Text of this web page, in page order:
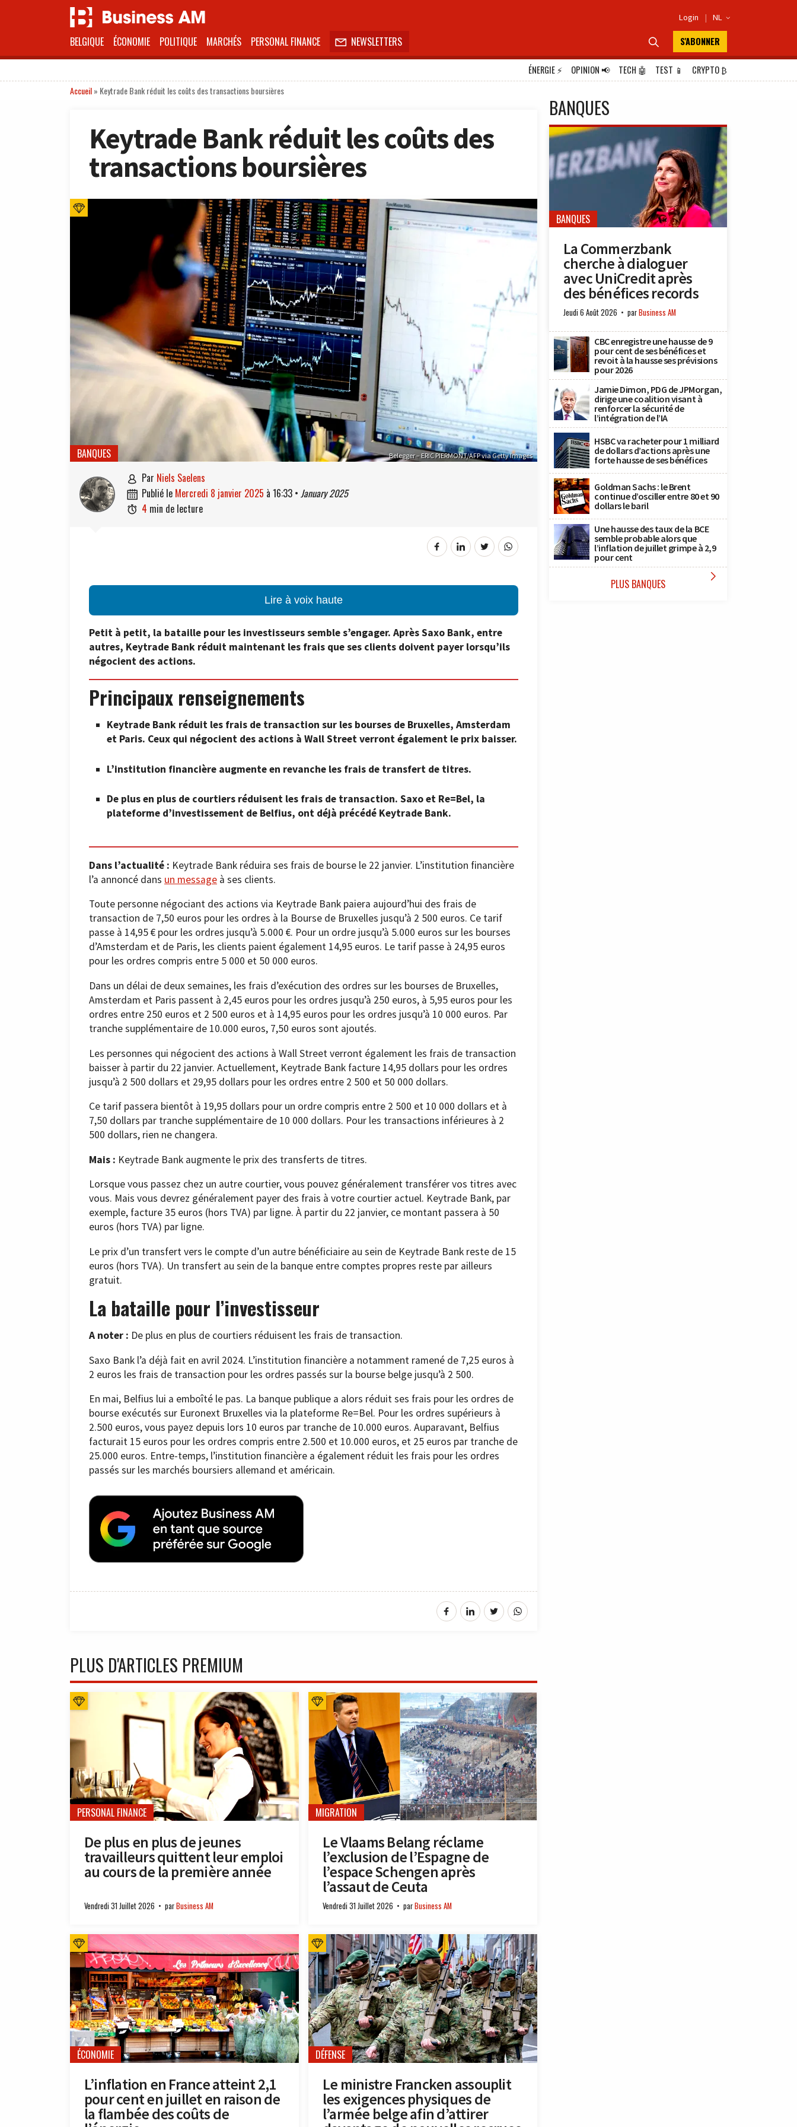
Login | NL 
BELGIQUE ÉCONOMIE POLITIQUE MARCHÉS PERSONAL FINANCE  NEWSLETTERS  S'ABONNER
ÉNERGIE⚡ OPINION📢 TECH 🤖 TEST 📱 CRYPTO₿
Accueil» Keytrade Bank réduit les coûts des transactions boursières
Keytrade Bank réduit les coûts des
transactions boursières
Belegger – ERIC PIERMONT/AFP via Getty Images
BANQUES
 par Niels Saelens
 publié le mercredi 8 janvier 2025 à 16:33 • January 2025
 4 min de lecture
Lire à voix haute
Petit à petit, la bataille pour les investisseurs semble s’engager. Après Saxo Bank, entre
autres, Keytrade Bank réduit maintenant les frais que ses clients doivent payer lorsqu’ils
négocient des actions.
Principaux renseignements
Keytrade Bank réduit les frais de transaction sur les bourses de Bruxelles, Amsterdam
et Paris. Ceux qui négocient des actions à Wall Street verront également le prix baisser.
L’institution financière augmente en revanche les frais de transfert de titres.
De plus en plus de courtiers réduisent les frais de transaction. Saxo et Re=Bel, la
plateforme d’investissement de Belfius, ont déjà précédé Keytrade Bank.
Dans l’actualité : Keytrade Bank réduira ses frais de bourse le 22 janvier. L’institution financière
l’a annoncé dans un message à ses clients.
Toute personne négociant des actions via Keytrade Bank paiera aujourd’hui des frais de
transaction de 7,50 euros pour les ordres à la Bourse de Bruxelles jusqu’à 2 500 euros. Ce tarif
passe à 14,95 € pour les ordres jusqu’à 5.000 €. Pour un ordre jusqu’à 5.000 euros sur les bourses
d’Amsterdam et de Paris, les clients paient également 14,95 euros. Le tarif passe à 24,95 euros
pour les ordres compris entre 5 000 et 50 000 euros.
Dans un délai de deux semaines, les frais d’exécution des ordres sur les bourses de Bruxelles,
Amsterdam et Paris passent à 2,45 euros pour les ordres jusqu’à 250 euros, à 5,95 euros pour les
ordres entre 250 euros et 2 500 euros et à 14,95 euros pour les ordres jusqu’à 10 000 euros. Par
tranche supplémentaire de 10.000 euros, 7,50 euros sont ajoutés.
Les personnes qui négocient des actions à Wall Street verront également les frais de transaction
baisser à partir du 22 janvier. Actuellement, Keytrade Bank facture 14,95 dollars pour les ordres
jusqu’à 2 500 dollars et 29,95 dollars pour les ordres entre 2 500 et 50 000 dollars.
Ce tarif passera bientôt à 19,95 dollars pour un ordre compris entre 2 500 et 10 000 dollars et à
7,50 dollars par tranche supplémentaire de 10 000 dollars. Pour les transactions inférieures à 2
500 dollars, rien ne changera.
Mais : Keytrade Bank augmente le prix des transferts de titres.
Lorsque vous passez chez un autre courtier, vous pouvez généralement transférer vos titres avec
vous. Mais vous devrez généralement payer des frais à votre courtier actuel. Keytrade Bank, par
exemple, facture 35 euros (hors TVA) par ligne. À partir du 22 janvier, ce montant passera à 50
euros (hors TVA) par ligne.
Le prix d’un transfert vers le compte d’un autre bénéficiaire au sein de Keytrade Bank reste de 15
euros (hors TVA). Un transfert au sein de la banque entre comptes propres reste par ailleurs
gratuit.
La bataille pour l’investisseur
A noter : De plus en plus de courtiers réduisent les frais de transaction.
Saxo Bank l’a déjà fait en avril 2024. L’institution financière a notamment ramené de 7,25 euros à
2 euros les frais de transaction pour les ordres passés sur la bourse belge jusqu’à 2 500.
En mai, Belfius lui a emboîté le pas. La banque publique a alors réduit ses frais pour les ordres de
bourse exécutés sur Euronext Bruxelles via la plateforme Re=Bel. Pour les ordres supérieurs à
2.500 euros, vous payez depuis lors 10 euros par tranche de 10.000 euros. Auparavant, Belfius
facturait 15 euros pour les ordres compris entre 2.500 et 10.000 euros, et 25 euros par tranche de
25.000 euros. Entre-temps, l’institution financière a également réduit les frais pour les ordres
passés sur les marchés boursiers allemand et américain.
PLUS D'ARTICLES PREMIUM
PERSONAL FINANCE
De plus en plus de jeunes
travailleurs quittent leur emploi
au cours de la première année
Vendredi 31 Juillet 2026 parBusiness AM
MIGRATION
Le Vlaams Belang réclame
l’exclusion de l’Espagne de
l’espace Schengen après
l’assaut de Ceuta
Vendredi 31 Juillet 2026 parBusiness AM
ÉCONOMIE
L’inflation en France atteint 2,1
pour cent en juillet en raison de
la flambée des coûts de
DÉFENSE
Le ministre Francken assouplit
les exigences physiques de
l’armée belge afin d’attirer
BANQUES
BANQUES
La Commerzbank
cherche à dialoguer
avec UniCredit après
des bénéfices records
Jeudi 6 Août 2026 parBusiness AM
CBC enregistre une hausse de 9
pour cent de ses bénéfices et
revoit à la hausse ses prévisions
pour 2026
Jamie Dimon, PDG de JPMorgan,
dirige une coalition visant à
renforcer la sécurité de
l’intégration de l’IA
HSBC va racheter pour 1 milliard
de dollars d’actions après une
forte hausse de ses bénéfices
Goldman Sachs : le Brent
continue d’osciller entre 80 et 90
dollars le baril
Une hausse des taux de la BCE
semble probable alors que
l’inflation de juillet grimpe à 2,9
pour cent
PLUS BANQUES 